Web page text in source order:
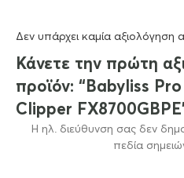
Δεν υπάρχει καμία αξιολόγηση
Κάνετε την πρώτη
προϊόν: “Babyliss
Clipper
Η ηλ. διεύθυνση σας δεν
πεδία